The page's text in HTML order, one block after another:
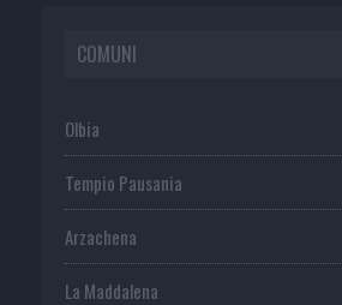
COMUNI
Olbia
Tempio Pausania
Arzachena
La Maddalena